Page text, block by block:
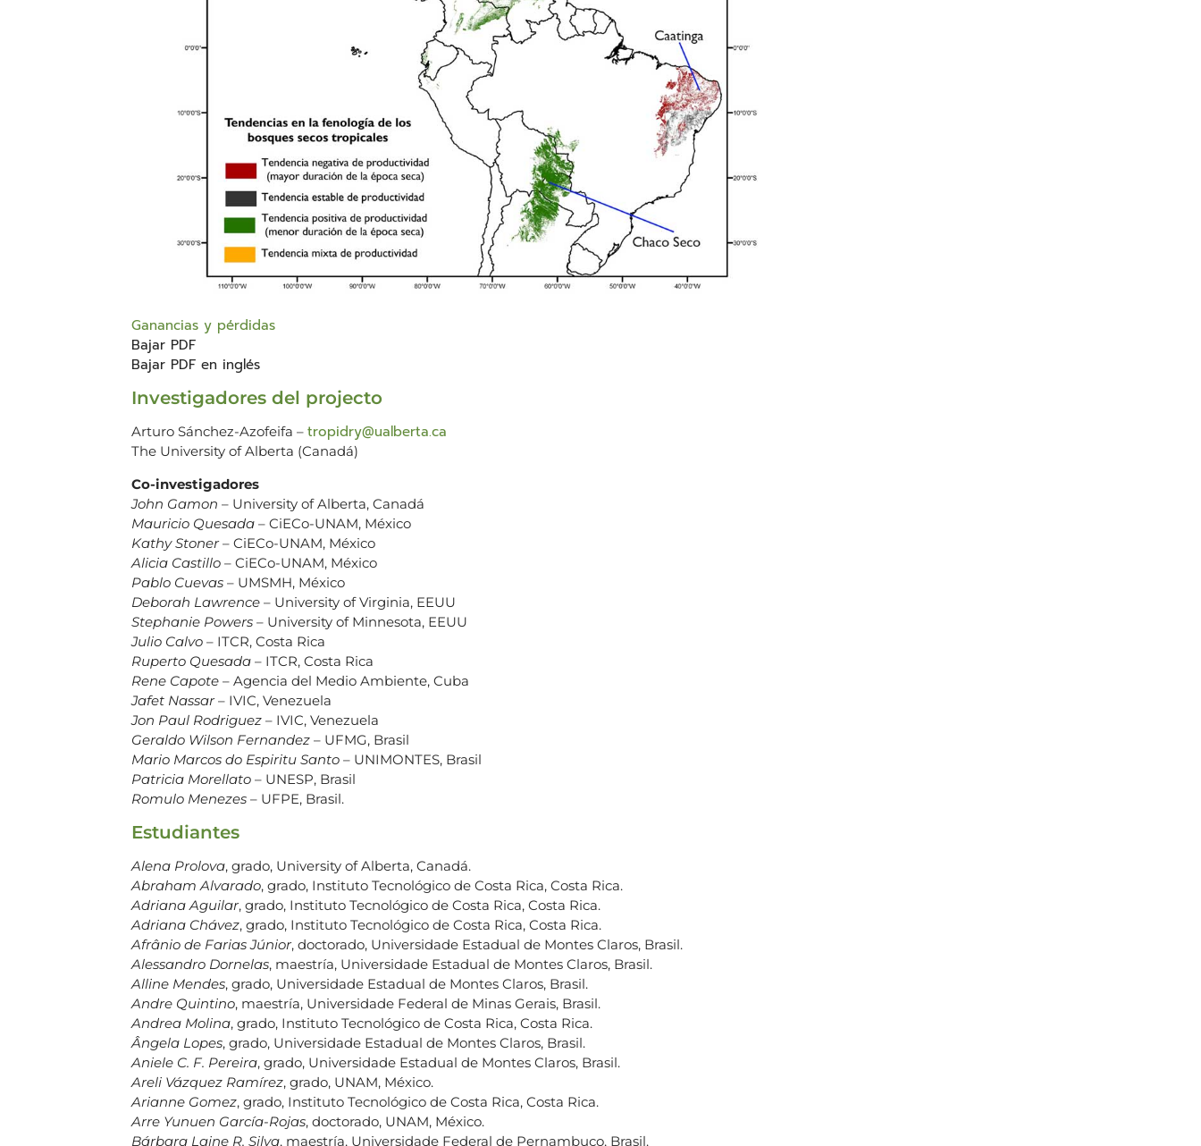
Ganancias y pérdidas
Bajar PDF
Bajar PDF en inglés
Investigadores del projecto
Arturo Sánchez-Azofeifa – tropidry@ualberta.ca
The University of Alberta (Canadá)
Co-investigadores
John Gamon – University of Alberta, Canadá
Mauricio Quesada – CiECo-UNAM, México
Kathy Stoner– CiECo-UNAM, México
Alicia Castillo – CiECo-UNAM, México
Pablo Cuevas – UMSMH, México
Deborah Lawrence – University of Virginia, EEUU
Stephanie Powers – University of Minnesota, EEUU
Julio Calvo – ITCR, Costa Rica
Ruperto Quesada – ITCR, Costa Rica
Rene Capote – Agencia del Medio Ambiente, Cuba
Jafet Nassar– IVIC, Venezuela
Jon Paul Rodriguez – IVIC, Venezuela
Geraldo Wilson Fernandez – UFMG, Brasil
Mario Marcos do Espiritu Santo – UNIMONTES, Brasil
Patricia Morellato – UNESP, Brasil
Romulo Menezes – UFPE, Brasil.
Estudiantes
Alena Prolova, grado, University of Alberta, Canadá.
Abraham Alvarado, grado, Instituto Tecnológico de Costa Rica, Costa Rica.
Adriana Aguilar, grado, Instituto Tecnológico de Costa Rica, Costa Rica.
Adriana Chávez, grado, Instituto Tecnológico de Costa Rica, Costa Rica.
Afrânio de Farias Júnior, doctorado, Universidade Estadual de Montes Claros, Brasil.
Alessandro Dornelas, maestría, Universidade Estadual de Montes Claros, Brasil.
Alline Mendes, grado, Universidade Estadual de Montes Claros, Brasil.
Andre Quintino, maestría, Universidade Federal de Minas Gerais, Brasil.
Andrea Molina, grado, Instituto Tecnológico de Costa Rica, Costa Rica.
Ângela Lopes, grado, Universidade Estadual de Montes Claros, Brasil.
Aniele C. F. Pereira, grado, Universidade Estadual de Montes Claros, Brasil.
Areli Vázquez Ramírez, grado, UNAM, México.
Arianne Gomez, grado, Instituto Tecnológico de Costa Rica, Costa Rica.
Arre Yunuen García-Rojas, doctorado, UNAM, México.
Bárbara Laine R. Silva, maestría, Universidade Federal de Pernambuco, Brasil.